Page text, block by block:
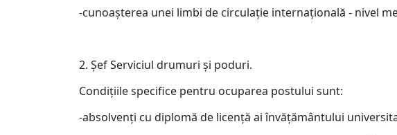
-cunoaşterea unei limbi de circulaţie internaţională - nivel
2. Şef Serviciul drumuri şi poduri.
Condiţiile specifice pentru ocuparea postului sunt:
-absolvenţi cu diplomă de licenţă ai învăţământului